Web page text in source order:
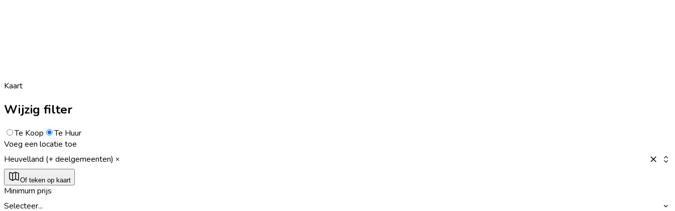
Kaart
Wijzig filter
Te Koop
Te Huur
Voeg een locatie toe
Heuvelland (+ deelgemeenten)
Of teken op kaart
Minimum prijs
Selecteer...